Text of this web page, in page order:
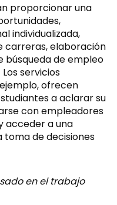
proporcionar una
individualizada,
carreras, elaboración
búsqueda de empleo
servicios
ofrecen
a aclarar su
con empleadores
acceder a una
toma de decisiones
en el trabajo